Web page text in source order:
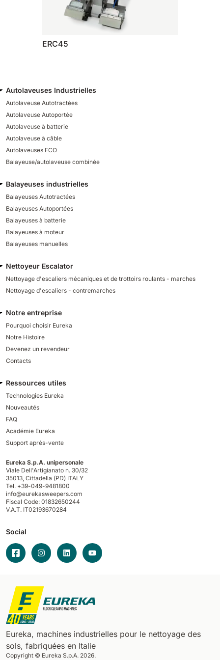
ERC45
Autolaveuses Industrielles
Autolaveuse Autotractées
Autolaveuse Autoportée
Autolaveuse à batterie
Autolaveuse à câble
Autolaveuses ECO
Balayeuse/autolaveuse combinée
Balayeuses industrielles
Balayeuses Autotractées
Balayeuses Autoportées
Balayeuses à batterie
Balayeuses à moteur
Balayeuses manuelles
Nettoyeur Escalator
Nettoyage d'escaliers mécaniques et de trottoirs roulants - marches
Nettoyage d'escaliers - contremarches
Notre entreprise
Pourquoi choisir Eureka
Notre Histoire
Devenez un revendeur
Contacts
Ressources utiles
Technologies Eureka
Nouveautés
FAQ
Académie Eureka
Support après-vente
Eureka S.p.A. unipersonale
Viale Dell'Artigianato n. 30/32
35013, Cittadella (PD) ITALY
Tel. +39-049-9481800
info@eurekasweepers.com
Fiscal Code: 01832650244
V.A.T. IT02193670284
Social
Eureka, machines industrielles pour le nettoyage des
sols, fabriquées en Italie
Copyright © Eureka S.p.A. 2026.